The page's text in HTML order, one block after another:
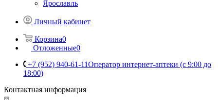
Ярославль
Личный кабинет
Корзина0
Отложенные0
+7 (952) 940-61-11Оператор интернет-аптеки (с 9:00 до
18:00)
Контактная информация